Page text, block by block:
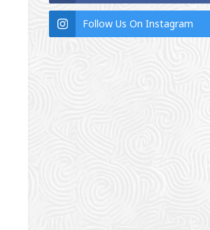
Follow Us On Instagram